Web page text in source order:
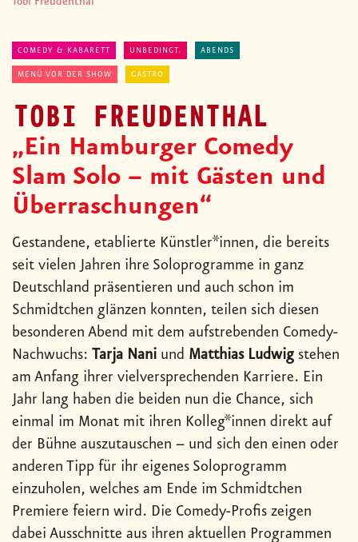
COMEDY & KABARETT UNBEDINGT. ABENDS
MENÜ VOR DER SHOW GASTRO
TOBI FREUDENTHAL
„Ein Hamburger Comedy
Slam Solo – mit Gästen und
Überraschungen“
Gestandene, etablierte Künstler*innen, die bereits
seit vielen Jahren ihre Soloprogramme in ganz
Deutschland präsentieren und auch schon im
Schmidtchen glänzen konnten, teilen sich diesen
besonderen Abend mit dem aufstrebenden Comedy-
Nachwuchs: Tarja Nani und Matthias Ludwig stehen
am Anfang ihrer vielversprechenden Karriere. Ein
Jahr lang haben die beiden nun die Chance, sich
einmal im Monat mit ihren Kolleg*innen direkt auf
der Bühne auszutauschen – und sich den einen oder
anderen Tipp für ihr eigenes Soloprogramm
einzuholen, welches am Ende im Schmidtchen
Premiere feiern wird. Die Comedy-Profis zeigen
dabei Ausschnitte aus ihren aktuellen Programmen